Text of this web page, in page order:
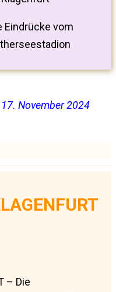
Eindrücke vom
November 2024
– Die